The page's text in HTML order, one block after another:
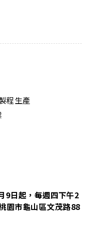
程生產
9日起，每週四下午2
園市龜山區文茂路88